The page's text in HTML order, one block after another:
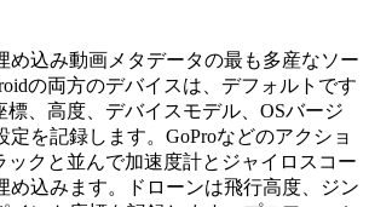
め込み動画メタデータの最も多産なソー
の両方のデバイスは、デフォルトです
標、高度、デバイスモデル、OSバージ
定を記録します。GoProなどのアクショ
ックと並んで加速度計とジャイロスコー
め込みます。ドローンは飛行高度、ジン